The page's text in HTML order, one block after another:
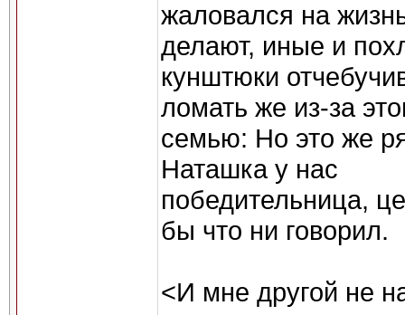
жаловался на
делают, иные и
кунштюки
ломать же из-за
семью: Но это же
Наташка у нас
победительница,
бы что ни говорил.
<И мне другой не